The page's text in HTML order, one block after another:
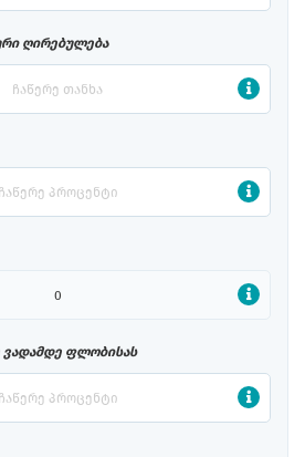
ღირებულება
ვადამდე ფლობისას